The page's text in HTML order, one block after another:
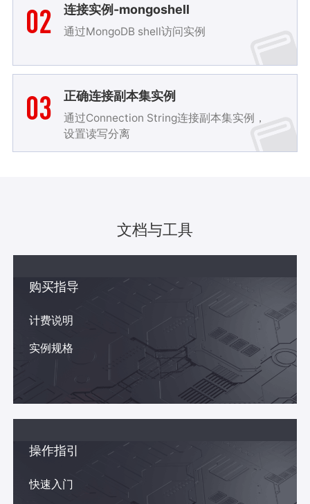
连接实例-mongoshell
通过MongoDB shell访问实例
02
正确连接副本集实例
通过Connection String连接副本集实例，
设置读写分离
03
文档与工具
购买指导
计费说明
实例规格
操作指引
快速入门